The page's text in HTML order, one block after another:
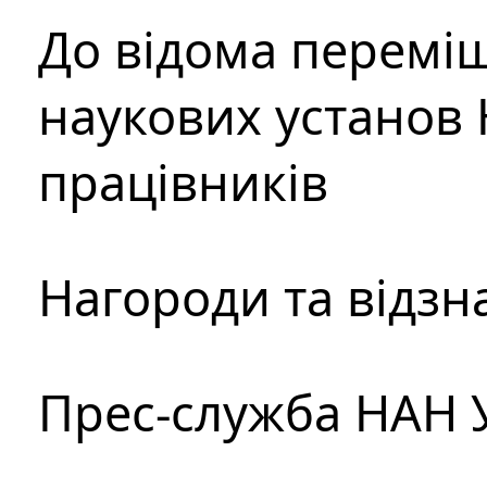
До відома
наукових установ
працівників
Нагороди та
Прес-служба НАН